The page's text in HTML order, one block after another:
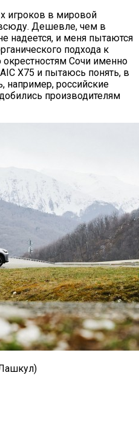
игроков в мировой
Дешевле, чем в
надеется, и меня пытаются
подхода к
Сочи именно
X75 и пытаюсь понять, в
например, российские
производителям